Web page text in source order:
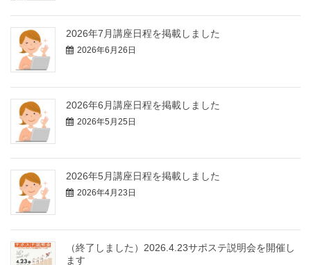
2026年7月講座日程を掲載しました
2026年6月26日
2026年6月講座日程を掲載しました
2026年5月25日
2026年5月講座日程を掲載しました
2026年4月23日
（終了しました）2026.4.23サポステ説明会を開催し
ます